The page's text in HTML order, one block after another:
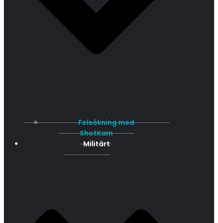
Felsökning med
ShotKam
Militärt